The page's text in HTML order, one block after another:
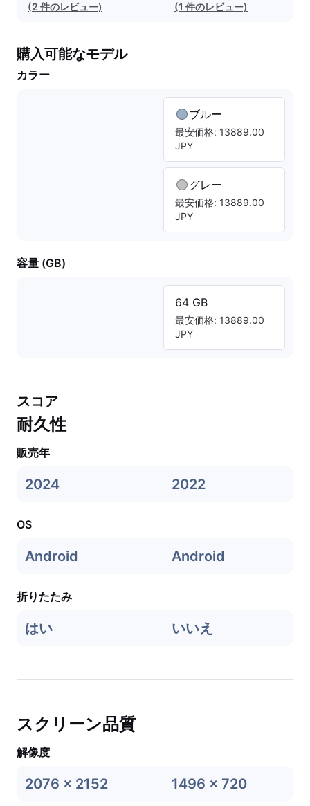
(2 件のレビュー)
(1 件のレビュー)
購入可能なモデル
カラー
ブルー
最安価格: 13889.00
JPY
グレー
最安価格: 13889.00
JPY
容量 (GB)
64 GB
最安価格: 13889.00
JPY
スコア
耐久性
販売年
2024 2022
OS
Android Android
折りたたみ
はい いいえ
スクリーン品質
解像度
2076 x 2152 1496 x 720